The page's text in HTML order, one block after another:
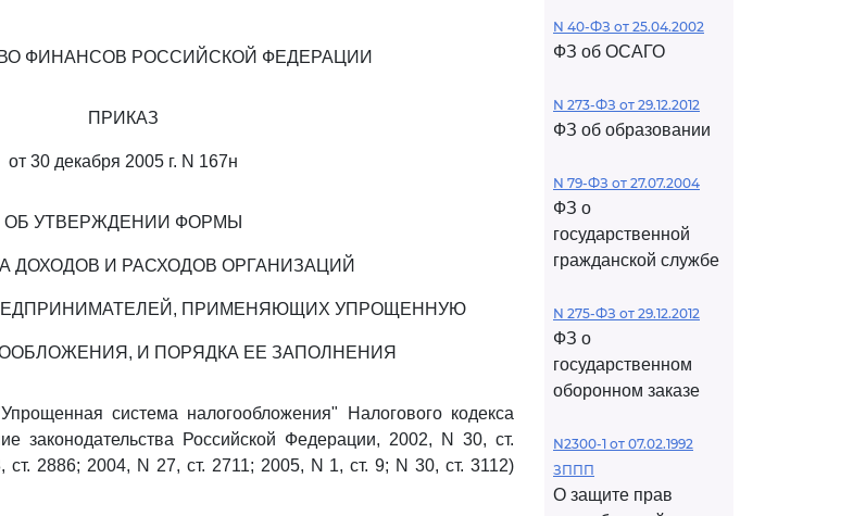
ФИНАНСОВ РОССИЙСКОЙ ФЕДЕРАЦИИ
ПРИКАЗ
от 30 декабря 2005 г. N 167н
ОБ УТВЕРЖДЕНИИ ФОРМЫ
ДОХОДОВ И РАСХОДОВ ОРГАНИЗАЦИЙ
ПРИМЕНЯЮЩИХ УПРОЩЕННУЮ
И ПОРЯДКА ЕЕ ЗАПОЛНЕНИЯ
система налогообложения" Налогового кодекса
законодательства Российской Федерации, 2002, N 30, ст.
2886; 2004, N 27, ст. 2711; 2005, N 1, ст. 9; N 30, ст. 3112)
N 40-ФЗ от 25.04.2002
ФЗ об ОСАГО
N 273-ФЗ от 29.12.2012
ФЗ об образовании
N 79-ФЗ от 27.07.2004
ФЗ о
государственной
гражданской службе
N 275-ФЗ от 29.12.2012
ФЗ о
государственном
оборонном заказе
N2300-1 от 07.02.1992
ЗППП
О защите прав